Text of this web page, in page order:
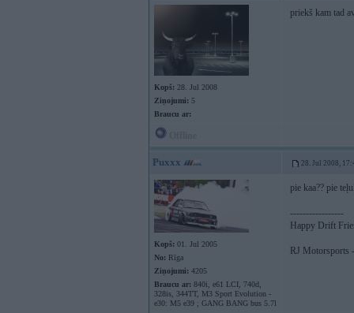
Kopš: 28. Jul 2008
Ziņojumi: 5
Braucu ar:
priekš kam tad
Puxxx 28. Jul 2008,
Kopš: 01. Jul 2005
No: Rīga
Ziņojumi: 4205
Braucu ar: 840i, e61 LCI, 740d,
328is, 344TT, M3 Sport Evolution -
e30: M5 e39 ; GANG BANG bus 5.7l
pie kaa?? pie
-----------------
Happy Drift
RJ Motorsports